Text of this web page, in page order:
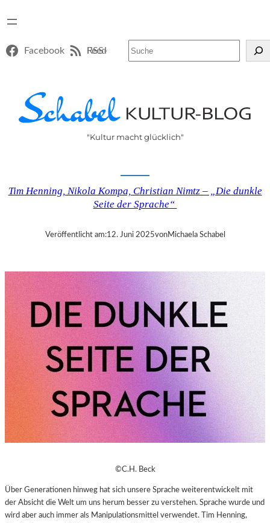
Facebook RSS-Feed
"Kultur macht glücklich"
Tim Henning, Nikola Kompa, Christian Nimtz – „Die dunkle
Seite der Sprache“
Veröffentlicht am:12. Juni 2025vonMichaela Schabel
©C.H. Beck
Über Generationen hinweg hat sich unsere Sprache weiterentwickelt mit
der Absicht die Welt um uns herum besser zu verstehen. Sprache wurde und
wird aber auch immer als Manipulationsmittel verwendet. Tim Henning,